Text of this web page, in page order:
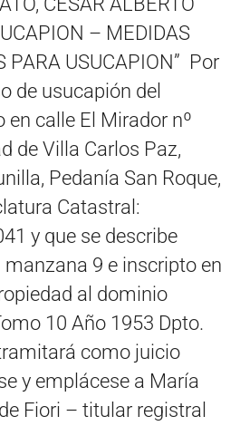
– MEDIDAS
PARA USUCAPION” Por
de usucapión del
calle El Mirador nº
de Villa Carlos Paz,
Pedanía San Roque,
Catastral:
y que se describe
9 e inscripto en
al dominio
10 Año 1953 Dpto.
como juicio
y emplácese a María
Fiori – titular registral